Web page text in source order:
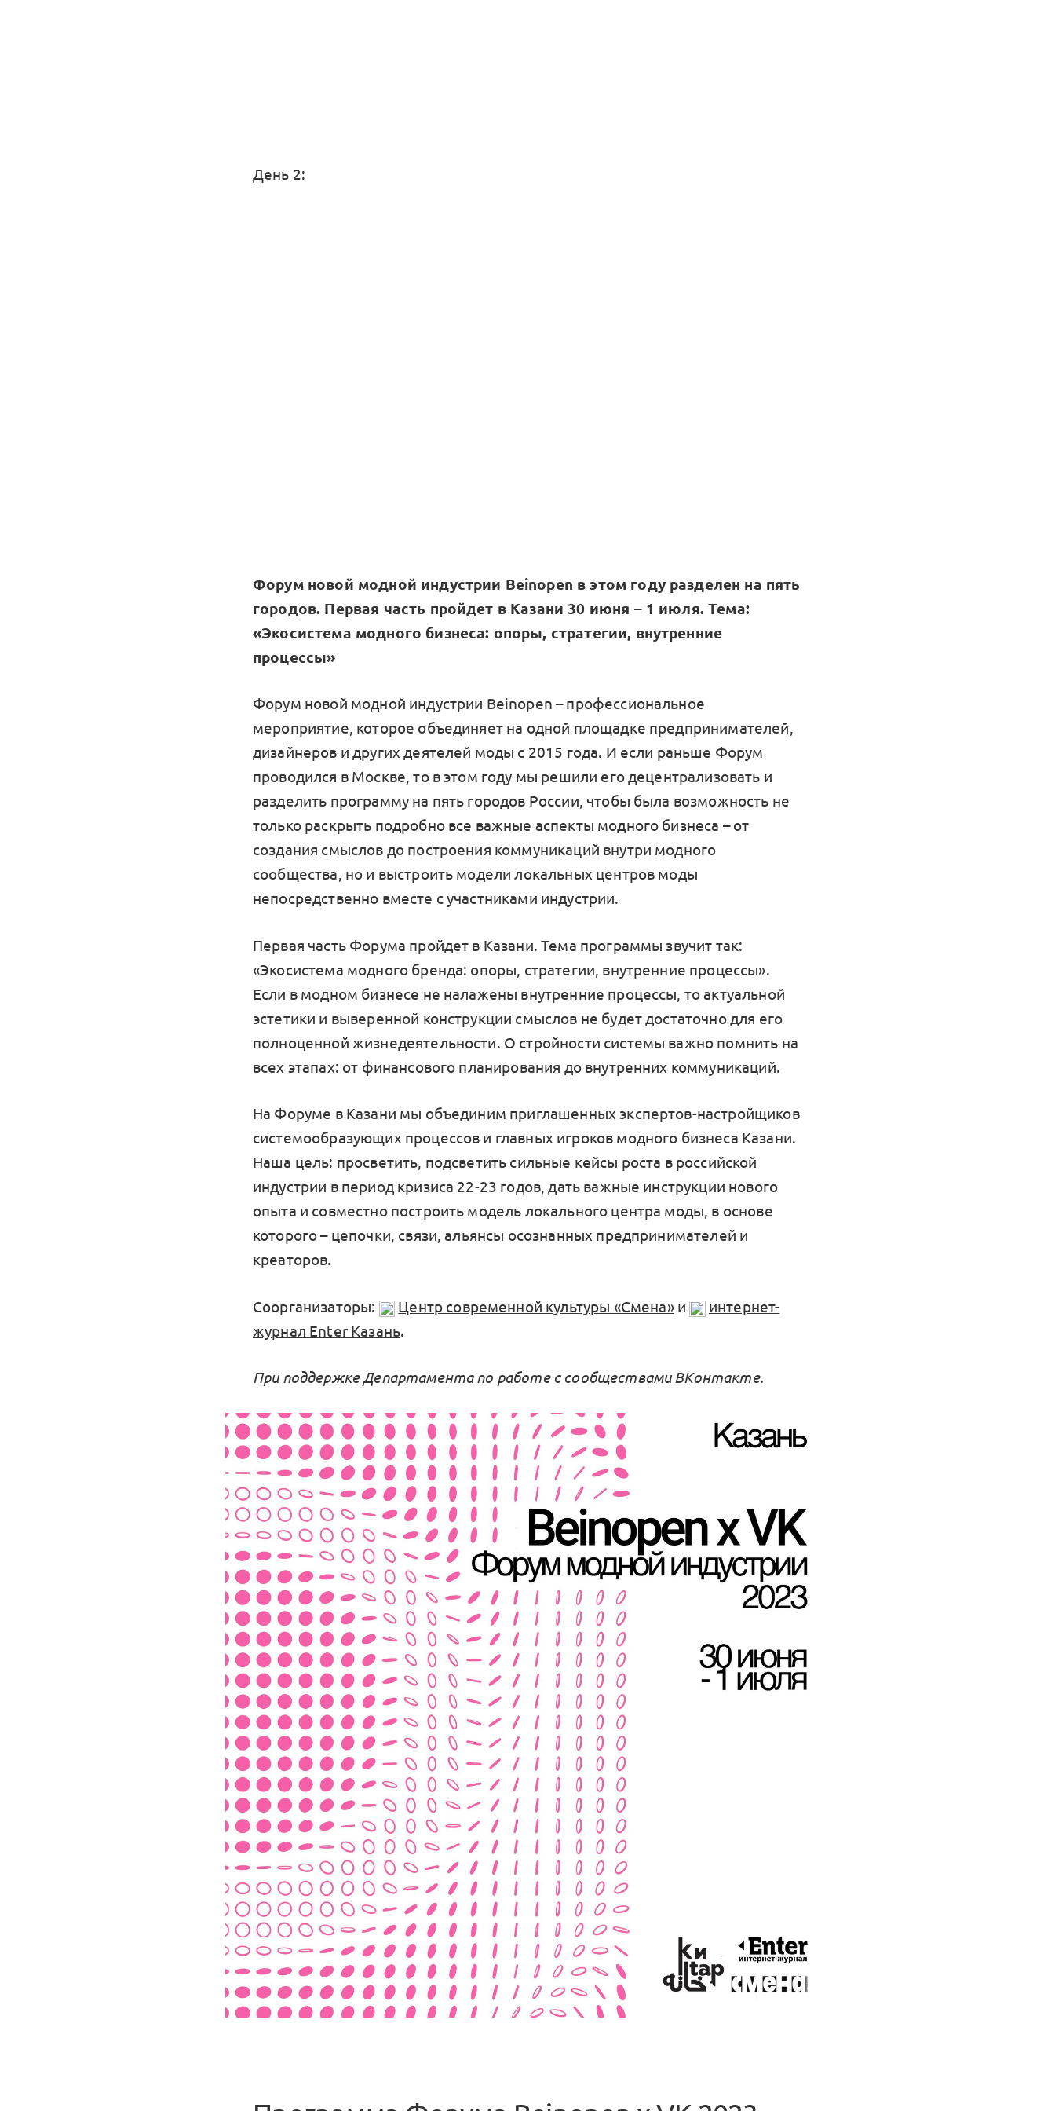
День 2:
Форум новой модной индустрии Beinopen в этом году разделен на пять
городов. Первая часть пройдет в Казани 30 июня – 1 июля. Тема:
«Экосистема модного бизнеса: опоры, стратегии, внутренние
процессы»
Форум новой модной индустрии Beinopen – профессиональное
мероприятие, которое объединяет на одной площадке предпринимателей,
дизайнеров и других деятелей моды с 2015 года. И если раньше Форум
проводился в Москве, то в этом году мы решили его децентрализовать и
разделить программу на пять городов России, чтобы была возможность не
только раскрыть подробно все важные аспекты модного бизнеса – от
создания смыслов до построения коммуникаций внутри модного
сообщества, но и выстроить модели локальных центров моды
непосредственно вместе с участниками индустрии.
Первая часть Форума пройдет в Казани. Тема программы звучит так:
«Экосистема модного бренда: опоры, стратегии, внутренние процессы».
Если в модном бизнесе не налажены внутренние процессы, то актуальной
эстетики и выверенной конструкции смыслов не будет достаточно для его
полноценной жизнедеятельности. О стройности системы важно помнить на
всех этапах: от финансового планирования до внутренних коммуникаций.
На Форуме в Казани мы объединим приглашенных экспертов-настройщиков
системообразующих процессов и главных игроков модного бизнеса Казани.
Наша цель: просветить, подсветить сильные кейсы роста в российской
индустрии в период кризиса 22-23 годов, дать важные инструкции нового
опыта и совместно построить модель локального центра моды, в основе
которого – цепочки, связи, альянсы осознанных предпринимателей и
креаторов.
Соорганизаторы: Центр современной культуры «Смена»и
интернет-
журнал Enter Казань.
При поддержке Департамента по работе с сообществами ВКонтакте.